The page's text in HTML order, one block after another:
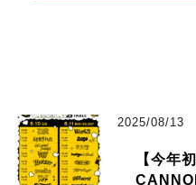
2025/08/13
【今年